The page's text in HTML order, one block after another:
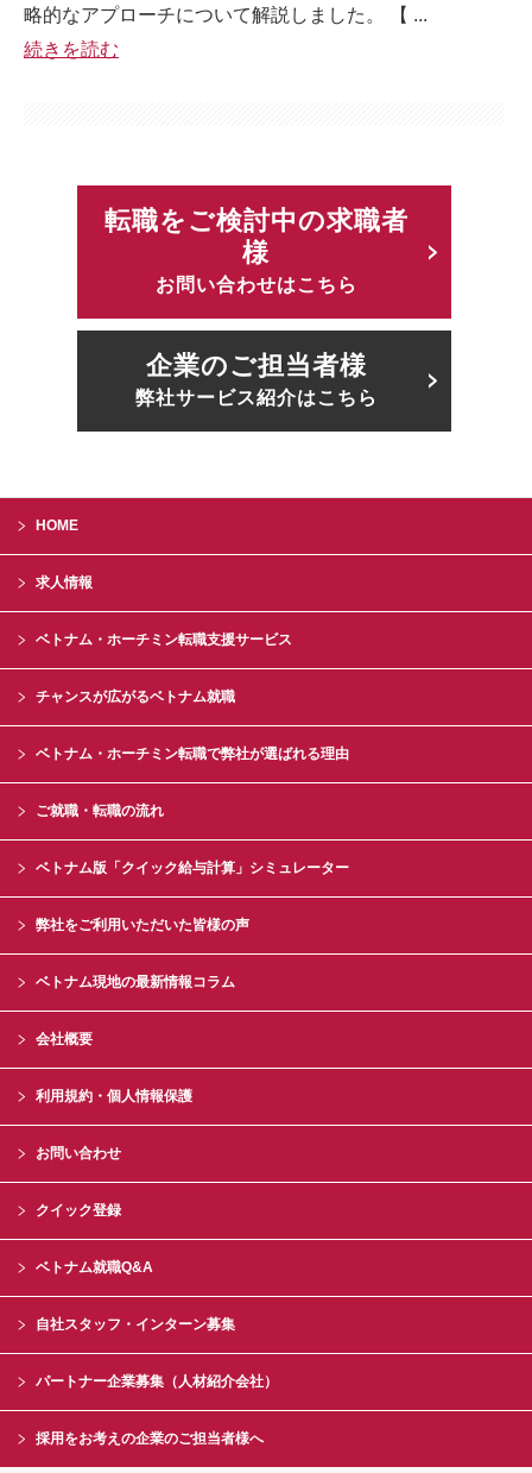
略的なアプローチについて解説しました。 【 ...
続きを読む
転職をご検討中の求職者
様
お問い合わせはこちら
企業のご担当者様
弊社サービス紹介はこちら
HOME
求人情報
ベトナム・ホーチミン転職支援サービス
チャンスが広がるベトナム就職
ベトナム・ホーチミン転職で弊社が選ばれる理由
ご就職・転職の流れ
ベトナム版「クイック給与計算」シミュレーター
弊社をご利用いただいた皆様の声
ベトナム現地の最新情報コラム
会社概要
利用規約・個人情報保護
お問い合わせ
クイック登録
ベトナム就職Q&A
自社スタッフ・インターン募集
パートナー企業募集（人材紹介会社）
採用をお考えの企業のご担当者様へ